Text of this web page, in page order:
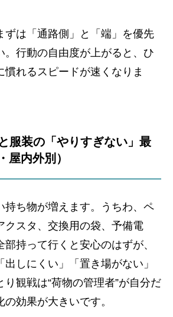
ずは「通路側」と「端」を優先
。行動の自由度が上がると、ひ
慣れるスピードが速くなりま
服装の「やりすぎない」最
屋内外別）
持ち物が増えます。うちわ、ペ
クスタ、交換用の袋、予備電
持って行くと安心のはずが、
しにくい」「置き場がない」
り観戦は“荷物の管理者”が自分だ
効果が大きいです。